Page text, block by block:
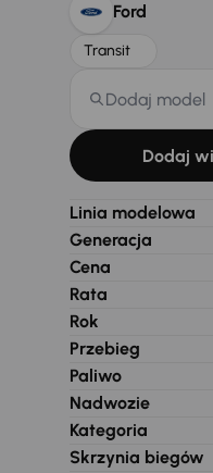
Ford
Transit
Dodaj model
Dodaj
Linia modelowa
Generacja
Cena
Rata
Rok
Przebieg
Paliwo
Nadwozie
Kategoria
Skrzynia biegów